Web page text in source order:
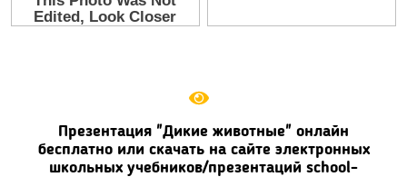
Презентация "Дикие животные" онлайн
бесплатно или скачать на сайте электронных
школьных учебников/презентаций school-